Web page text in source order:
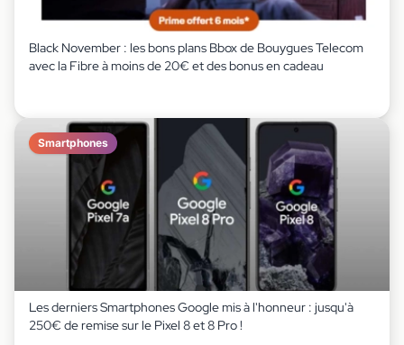
Black November : les bons plans Bbox de Bouygues Telecom
avec la Fibre à moins de 20€ et des bonus en cadeau
Smartphones
Les derniers Smartphones Google mis à l'honneur : jusqu'à
250€ de remise sur le Pixel 8 et 8 Pro !